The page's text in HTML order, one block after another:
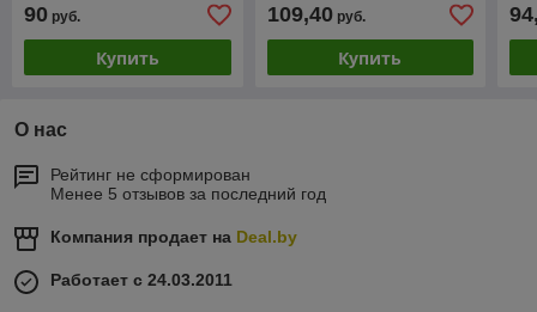
90 руб.
Купить
109,40руб.
Купить
О нас
Рейтинг не сформирован
Менее 5 отзывов за последний год
Компания продает на Deal.by
Работает с 24.03.2011